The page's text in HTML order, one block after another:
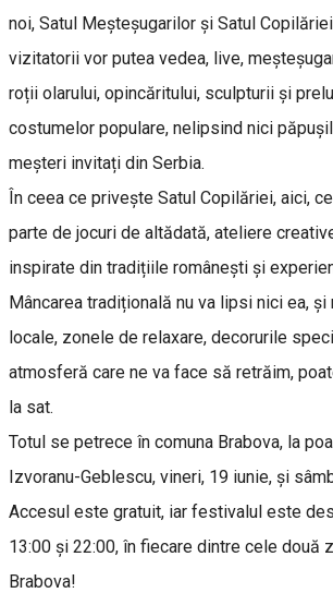
noi, Satul Meșteșugarilor și Satul
vizitatorii vor putea vedea, live,
roții olarului, opincăritului, sculpturii și
costumelor populare, nelipsind nici
meșteri invitați din Serbia.
În ceea ce privește Satul Copilăriei, aici,
parte de jocuri de altădată, ateliere
inspirate din tradițiile românești și
Mâncarea tradițională nu va lipsi nici ea,
locale, zonele de relaxare, decorurile
atmosferă care ne va face să retrăim,
la sat.
Totul se petrece în comuna Brabova, la
Izvoranu-Geblescu, vineri, 19 iunie, și
Accesul este gratuit, iar festivalul este
13:00 și 22:00, în fiecare dintre cele două
Brabova!